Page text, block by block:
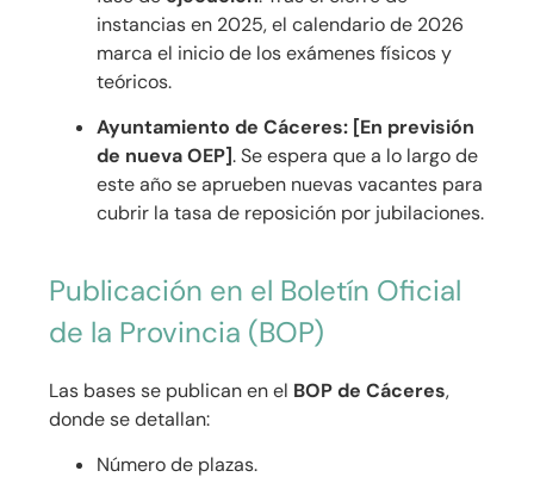
instancias en 2025, el calendario de 2026
marca el inicio de los exámenes físicos y
teóricos.
Ayuntamiento de Cáceres: [En previsión
de nueva OEP]. Se espera que a lo largo de
este año se aprueben nuevas vacantes para
cubrir la tasa de reposición por jubilaciones.
Publicación en el Boletín Oficial
de la Provincia (BOP)
Las bases se publican en el BOP de Cáceres,
donde se detallan:
Número de plazas.